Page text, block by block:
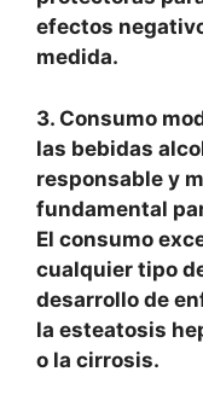
efectos
medida.
3. Consumo
las bebidas
responsable y
fundamental
El consumo
cualquier tipo
desarrollo de
la esteatosis
o la cirrosis.